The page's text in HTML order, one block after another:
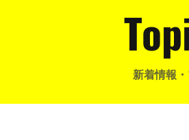
新着情報